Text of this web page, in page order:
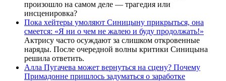
произошло на самом деле — трагедия или
инсценировка?
Пока хейтеры умоляют Синицыну прикрыться, она
смеется: «Я ни о чем не жалею и буду продолжать!»
Актрису часто осуждают за слишком откровенные
наряды. После очередной волны критики Синицына
решила ответить.
Алла Пугачева может вернуться на сцену? Почему
Примадонне пришлось задуматься о заработке